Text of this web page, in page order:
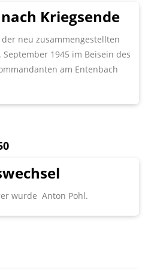
Kriegsende
neu zusammengestellten
1945 im Beisein des
am Entenbach
wurde Anton Pohl.